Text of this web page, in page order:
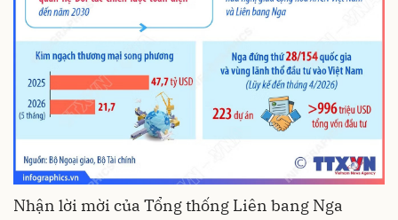
Nhận lời mời của Tổng thống Liên bang Nga